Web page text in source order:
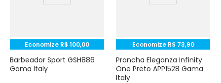
Economize R$ 100,00
Barbeador Sport GSH886
Gama Italy
Economize R$ 73,90
Prancha Eleganza Infinity
One Preto APP1528 Gama
Italy